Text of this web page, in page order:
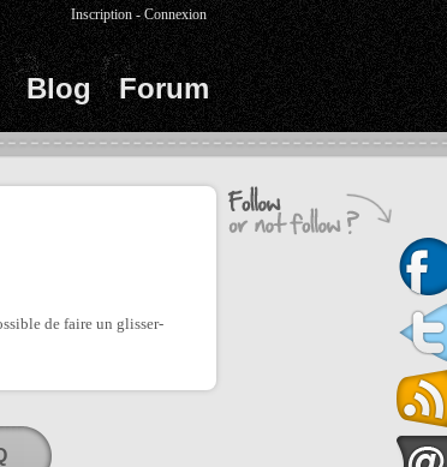
Blog Forum
Inscription -Connexion
de faire un glisser-